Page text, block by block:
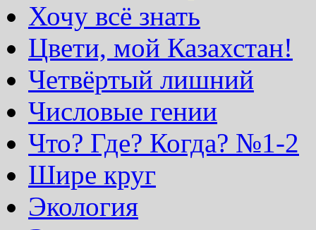
Хочу всё знать
Цвети, мой Казахстан!
Четвёртый лишний
Числовые гении
Что? Где? Когда? №1-2
Шире круг
Экология